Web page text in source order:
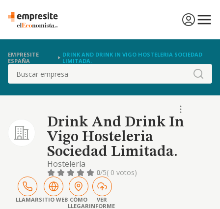
EMPRESITE
ESPAÑA
DRINK AND DRINK IN VIGO HOSTELERIA SOCIEDAD
LIMITADA.
Buscar
Drink And Drink In
Vigo Hosteleria
Sociedad Limitada.
Hostelería
0/5( 0 votos)
LLAMARSITIO WEB CÓMO
LLEGAR
VER
INFORME